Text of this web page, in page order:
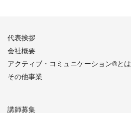
代表挨拶
会社概要
アクティブ・コミュニケーション®︎とは
その他事業
講師募集